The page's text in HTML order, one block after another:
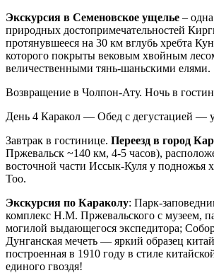
Экскурсия в Семеновское ущелье –
природных достопримечательностей
протянувшееся на 30 км вглубь хребта
которого покрыты вековым хвойным
величественными тянь-шаньскими елями.
Возвращение в Чолпон-Ату. Ночь в
День 4 Каракол — Обед с дегустацией —
Завтрак в гостинице. Переезд в город
Пржевальск ~140 км, 4-5 часов),
восточной части Иссык-Куля у подножья
Тоо.
Экскурсия по Караколу: Парк-
комплекс Н.М. Пржевальского с музеем,
могилой выдающегося экспедитора;
Дунганская мечеть — яркий образец
построенная в 1910 году в стиле
единого гвоздя!